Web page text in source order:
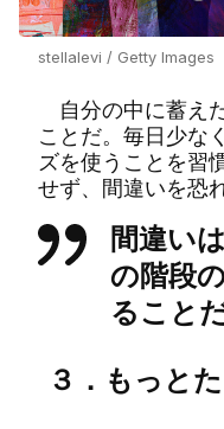
stellalevi / Getty Images
自分の中に蓄え
ことだ。毎日少な
ズを使うことを習
せず、間違いを
間違い
の階段
ることだ
３．もっと